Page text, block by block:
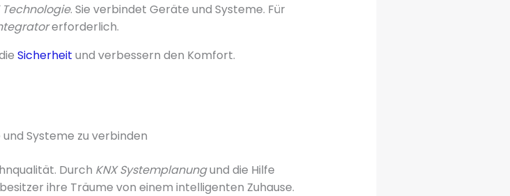
Technologie. Sie verbindet Geräte und Systeme. Für
erforderlich.
Sicherheit und verbessern den Komfort.
Systeme zu verbinden
Durch KNX Systemplanungund die Hilfe
ihre Träume von einem intelligenten Zuhause.